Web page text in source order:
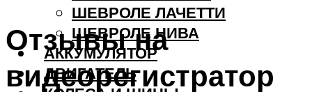
ШЕВРОЛЕ ЛАЧЕТТИ
ШЕВРОЛЕ НИВА
АККУМУЛЯТОР
ДВИГАТЕЛЬ
Отзывы на
видеорегистратор